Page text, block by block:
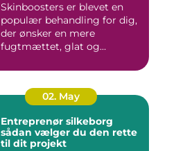
Skinboosters er blevet en
populær behandling for dig,
der ønsker en mere
fugtmættet, glat og
02. May
Entreprenør silkeborg
sådan vælger du den rette
til dit projekt